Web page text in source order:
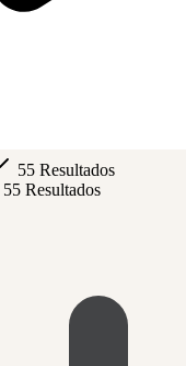
55 Resultados
55 Resultados